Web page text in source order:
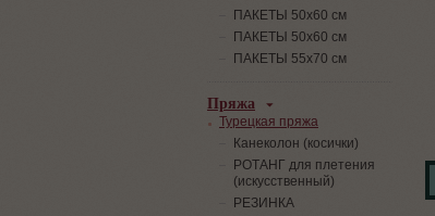
ПАКЕТЫ 50х60 см
ПАКЕТЫ 50х60 см
ПАКЕТЫ 55х70 см
Пряжа
Турецкая пряжа
Канеколон (косички)
РОТАНГ для плетения
(искусственный)
PЕЗИНКА